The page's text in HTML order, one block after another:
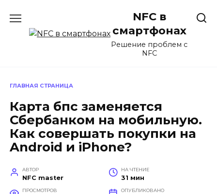
содержанию
NFC в
смартфонах
Решение проблем с
NFC
ГЛАВНАЯ СТРАНИЦА
Карта бпс заменяется
Сбербанком на мобильную.
Как совершать покупки на
Android и iPhone?
АВТОР
NFC master
НА ЧТЕНИЕ
31 мин
ПРОСМОТРОВ ОПУБЛИКОВАНО